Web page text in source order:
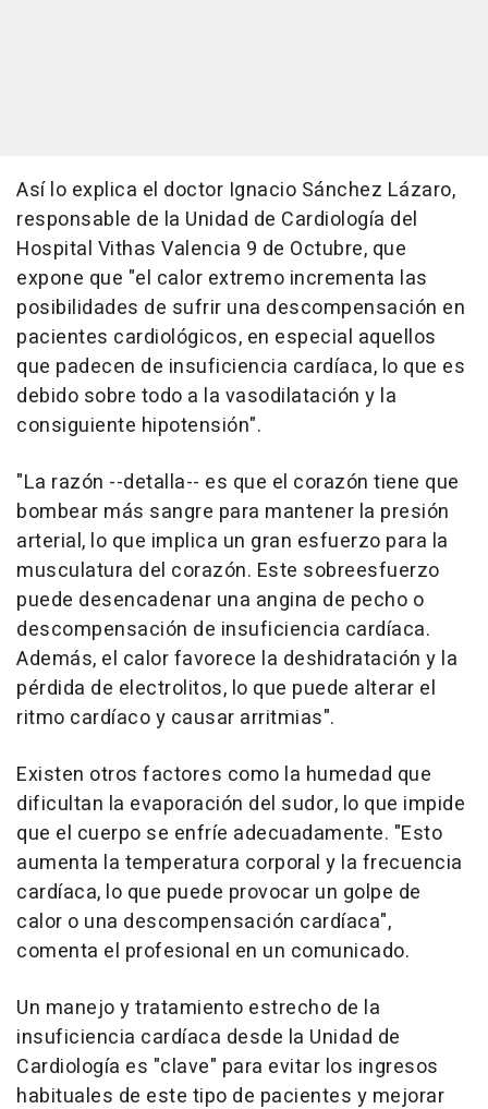
Así lo explica el doctor Ignacio Sánchez Lázaro,
responsable de la Unidad de Cardiología del
Hospital Vithas Valencia 9 de Octubre, que
expone que "el calor extremo incrementa las
posibilidades de sufrir una descompensación en
pacientes cardiológicos, en especial aquellos
que padecen de insuficiencia cardíaca, lo que es
debido sobre todo a la vasodilatación y la
consiguiente hipotensión".
"La razón --detalla-- es que el corazón tiene que
bombear más sangre para mantener la presión
arterial, lo que implica un gran esfuerzo para la
musculatura del corazón. Este sobreesfuerzo
puede desencadenar una angina de pecho o
descompensación de insuficiencia cardíaca.
Además, el calor favorece la deshidratación y la
pérdida de electrolitos, lo que puede alterar el
ritmo cardíaco y causar arritmias".
Existen otros factores como la humedad que
dificultan la evaporación del sudor, lo que impide
que el cuerpo se enfríe adecuadamente. "Esto
aumenta la temperatura corporal y la frecuencia
cardíaca, lo que puede provocar un golpe de
calor o una descompensación cardíaca",
comenta el profesional en un comunicado.
Un manejo y tratamiento estrecho de la
insuficiencia cardíaca desde la Unidad de
Cardiología es "clave" para evitar los ingresos
habituales de este tipo de pacientes y mejorar